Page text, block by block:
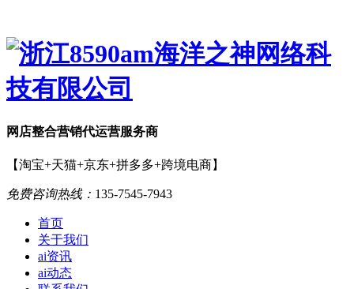
网店整合营销代运营服务商
【淘宝+天猫+京东+拼多多+跨境电商】
免费咨询热线： 135-7545-7943
首页
关于我们
ai资讯
ai动态